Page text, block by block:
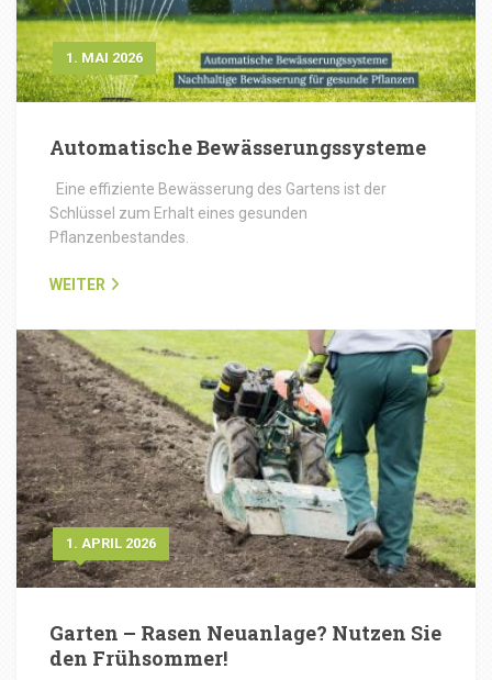
1. MAI 2026
Automatische Bewässerungssysteme
Eine effiziente Bewässerung des Gartens ist der
Schlüssel zum Erhalt eines gesunden
Pflanzenbestandes.
WEITER
1. APRIL 2026
Garten – Rasen Neuanlage? Nutzen Sie
den Frühsommer!